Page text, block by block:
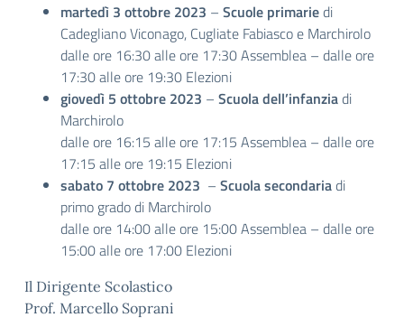
martedì 3 ottobre 2023 – Scuole primariedi
Cadegliano Viconago, Cugliate Fabiasco e Marchirolo
dalle ore 16:30 alle ore 17:30 Assemblea – dalle ore
17:30 alle ore 19:30 Elezioni
giovedì 5 ottobre 2023 – Scuola dell’infanziadi
Marchirolo
dalle ore 16:15 alle ore 17:15 Assemblea – dalle ore
17:15 alle ore 19:15 Elezioni
sabato 7 ottobre 2023 – Scuola secondariadi
primo grado di Marchirolo
dalle ore 14:00 alle ore 15:00 Assemblea – dalle ore
15:00 alle ore 17:00 Elezioni
Il Dirigente Scolastico
Prof. Marcello Soprani